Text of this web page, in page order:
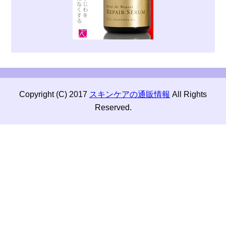
Copyright (C) 2017 スキンケアの通販情報 All Rights
Reserved.